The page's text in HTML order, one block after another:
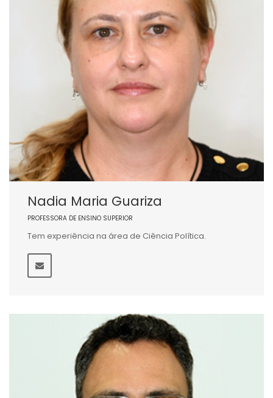
Nadia Maria Guariza
PROFESSORA DE ENSINO SUPERIOR
Tem experiência na área de Ciência Política.